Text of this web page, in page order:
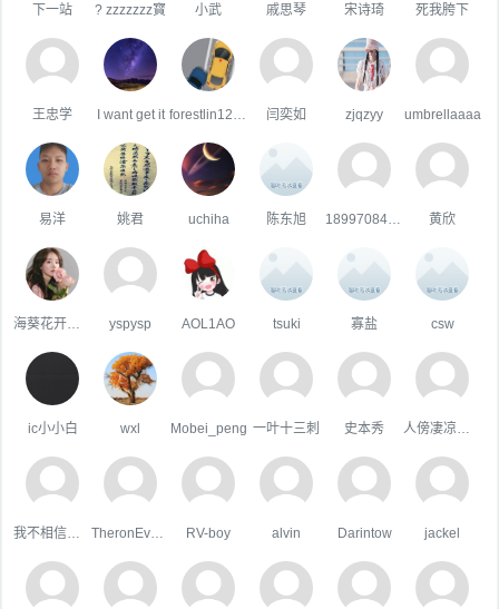
下一站 ? zzzzzzz寳 小武 戚思琴 宋诗琦 死我胯下
王忠学 I want get it 闫奕如 zjqzyy umbrellaaaa
易洋 姚君 uchiha 陈东旭 黄欣
yspysp AOL1AO tsuki 寡盐 csw
ic小小白 wxl Mobei_peng 一叶十三刺 史本秀
RV-boy alvin Darintow jackel